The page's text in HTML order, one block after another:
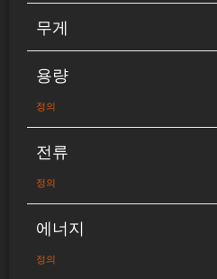
무게
용량
정의
전류
정의
에너지
정의